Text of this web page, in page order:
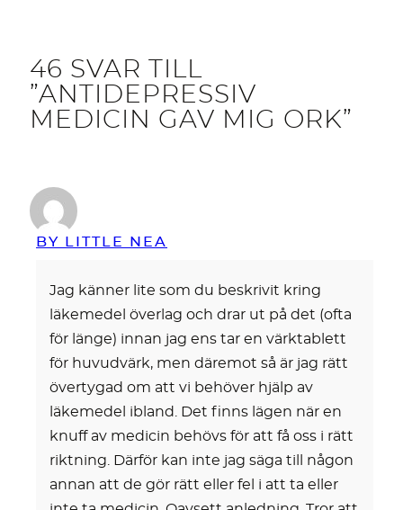
46 SVAR TILL
”ANTIDEPRESSIV
MEDICIN GAV MIG ORK”
BY LITTLE NEA
Jag känner lite som du beskrivit kring
läkemedel överlag och drar ut på det (ofta
för länge) innan jag ens tar en värktablett
för huvudvärk, men däremot så är jag rätt
övertygad om att vi behöver hjälp av
läkemedel ibland. Det finns lägen när en
knuff av medicin behövs för att få oss i rätt
riktning. Därför kan inte jag säga till någon
annan att de gör rätt eller fel i att ta eller